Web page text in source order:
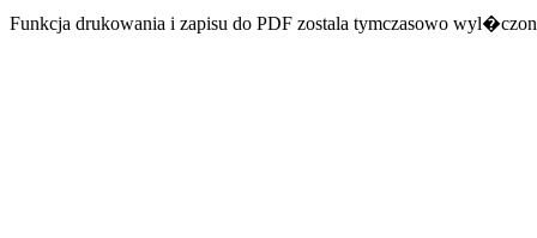
Funkcja drukowania i zapisu do PDF zostala tymczasowo